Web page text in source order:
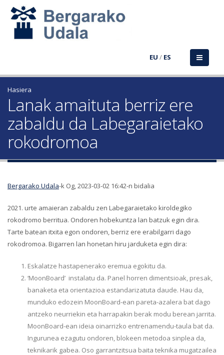
EU / ES
Hasiera
Lanak amaituta berriz ere
zabaldu da Labegaraietako
rokodromoa
Bergarako Udala-k Og, 2023-03-02 16:42-n bidalia
2021. urte amaieran zabaldu zen Labegaraietako kiroldegiko
rokodromo berritua. Ondoren hobekuntza lan batzuk egin dira.
Tarte batean itxita egon ondoren, berriz ere erabilgarri dago
rokodromoa. Bigarren lan honetan hiru jarduketa egin dira:
Eskalatze hastapenerako eremua egokitu da.
‘MoonBoard’ instalatu da. Panel horren dimentsioak, presak,
banaketa eta orientazioa estandarizatuta daude. Hau da,
munduko edozein MoonBoard-ean pareta-azalera bat dago
antzeko neurriekin eta harrapakin berak modu berean jarrita.
MoonBoard-ean ideia oinarrizko entrenamendu-taula bat da.
Ingurunea ezagutu ondoren, blokeen metodoa sinplea da,
teknikarik gabea. Oso garrantzitsua baita teknika mugatzailea